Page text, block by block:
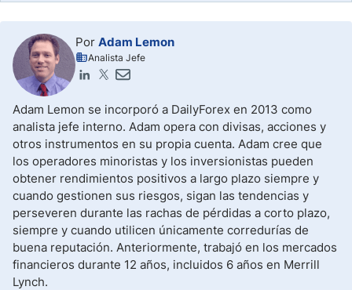
Por Adam Lemon
Analista Jefe
Adam Lemon se incorporó a DailyForex en 2013 como
analista jefe interno. Adam opera con divisas, acciones y
otros instrumentos en su propia cuenta. Adam cree que
los operadores minoristas y los inversionistas pueden
obtener rendimientos positivos a largo plazo siempre y
cuando gestionen sus riesgos, sigan las tendencias y
perseveren durante las rachas de pérdidas a corto plazo,
siempre y cuando utilicen únicamente corredurías de
buena reputación. Anteriormente, trabajó en los mercados
financieros durante 12 años, incluidos 6 años en Merrill
Lynch.